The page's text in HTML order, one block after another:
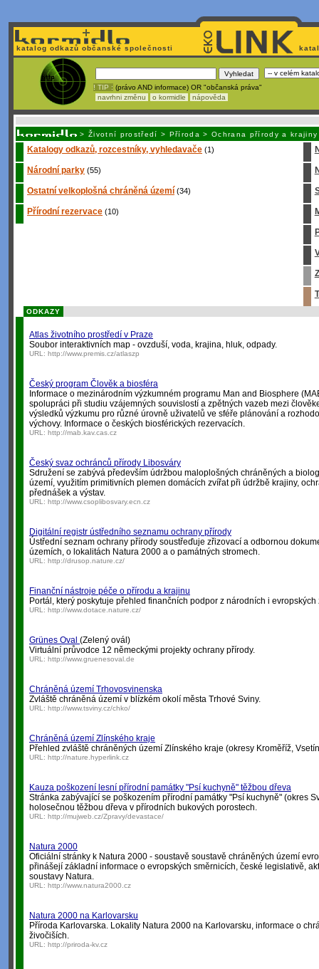
katalog odkazů občanské společnosti
! TIP : (právo AND informace) OR "občanská práva"
navrhni změnu
o kormidle nápověda
> Životní prostředí > Příroda >Ochrana přírody a krajiny
Katalogy odkazů, rozcestníky, vyhledavače (1)
Národní parky (55)
Ostatní velkoplošná chráněná území (34)
Přírodní rezervace (10)
ODKAZY
Atlas životního prostředí v Praze
Soubor interaktivních map - ovzduší, voda, krajina, hluk, odpady.
URL: http://www.premis.cz/atlaszp
Český program Člověk a biosféra
Informace o mezinárodním výzkumném programu Man and Biosphere
spolupráci při studiu vzájemných souvislostí a zpětných vazeb mezi
výsledků výzkumu pro různé úrovně uživatelů ve sféře plánování a
výchovy. Informace o českých biosférických rezervacích.
URL: http://mab.kav.cas.cz
Český svaz ochránců přírody Libosváry
Sdružení se zabývá především údržbou maloplošných chráněných a
území, využitím primitivních plemen domácích zvířat při údržbě krajiny,
přednášek a výstav.
URL: http://www.csoplibosvary.ecn.cz
Digitální registr ústředního seznamu ochrany přírody
Ústřední seznam ochrany přírody soustřeďuje zřizovací a odbornou
územích, o lokalitách Natura 2000 a o památných stromech.
URL: http://drusop.nature.cz/
Finanční nástroje péče o přírodu a krajinu
Portál, který poskytuje přehled finančních podpor z národních i evropských
URL: http://www.dotace.nature.cz/
Grünes Oval (Zelený ovál)
Virtuální průvodce 12 německými projekty ochrany přírody.
URL: http://www.gruenesoval.de
Chráněná území Trhovosvinenska
Zvláště chráněná území v blízkém okolí města Trhové Sviny.
URL: http://www.tsviny.cz/chko/
Chráněná území Zlínského kraje
Přehled zvláště chráněných území Zlínského kraje (okresy Kroměříž,
URL: http://nature.hyperlink.cz
Kauza poškození lesní přírodní památky "Psí kuchyně" těžbou dřeva
Stránka zabývající se poškozením přírodní památky "Psí kuchyně" (okres
holosečnou těžbou dřeva v přírodních bukových porostech.
URL: http://mujweb.cz/Zpravy/devastace/
Natura 2000
Oficiální stránky k Natura 2000 - soustavě soustavě chráněných území
přinášejí základní informace o evropských směrnicích, české legislativě,
soustavy Natura.
URL: http://www.natura2000.cz
Natura 2000 na Karlovarsku
Příroda Karlovarska. Lokality Natura 2000 na Karlovarsku, informace o
živočiších.
URL: http://priroda-kv.cz